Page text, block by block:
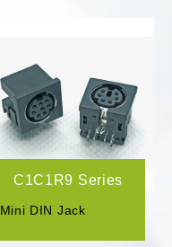
C1C1R9 Series
Mini DIN Jack